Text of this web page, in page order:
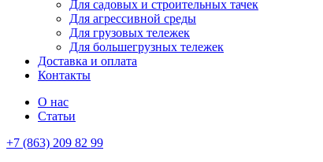
Для садовых и строительных тачек
Для агрессивной среды
Для грузовых тележек
Для большегрузных тележек
Доставка и оплата
Контакты
О нас
Статьи
+7 (863) 209 82 99